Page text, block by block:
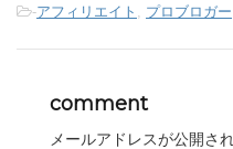
-アフィリエイト プロブロガー
comment
メールアドレスが公開さ